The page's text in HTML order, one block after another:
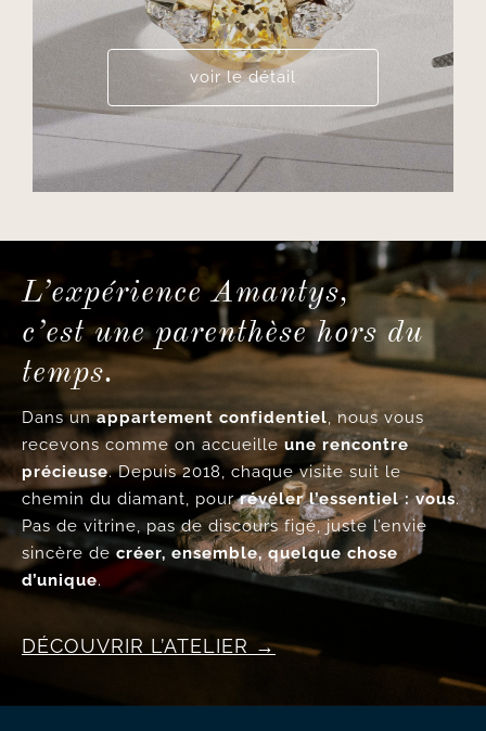
voir le détail
L’expérience Amantys,
c’est une parenthèse hors du
temps.
Dans unappartement confidentiel, nous vous
recevons comme on accueille une rencontre
précieuse. Depuis 2018, chaque visite suit le
chemin du diamant, pourrévéler l’essentiel : vous.
Pas de vitrine, pas de discours figé, juste l’envie
sincère de créer, ensemble, quelque chose
d’unique.
DÉCOUVRIR L’ATELIER